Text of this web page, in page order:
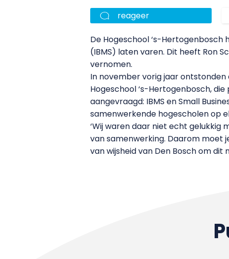
reageer
De Hogeschool ‘s-Hertogenbosch
(IBMS) laten varen. Dit heeft Ron
vernomen.
In november vorig jaar ontstonden
Hogeschool ‘s-Hertogenbosch,
aangevraagd: IBMS en Small
samenwerkende hogescholen op
‘Wij waren daar niet echt gelukkig
van samenwerking. Daarom moet
van wijsheid van Den Bosch om dit